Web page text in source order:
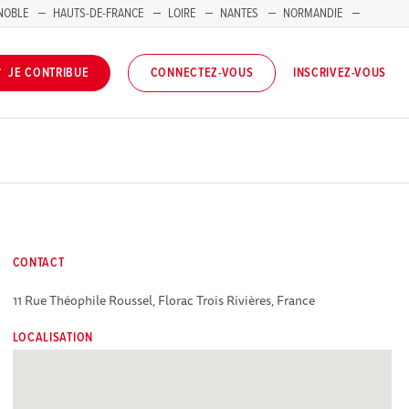
HAUTS-DE-FRANCE LOIRE NANTES NORMANDIE
JE CONTRIBUE CONNECTEZ-VOUS INSCRIVEZ-VOUS
CONTACT
11 Rue Théophile Roussel, Florac Trois Rivières, France
LOCALISATION